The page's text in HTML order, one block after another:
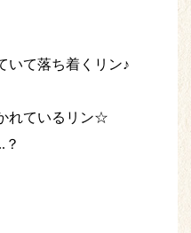
いて落ち着くリン♪
れているリン☆